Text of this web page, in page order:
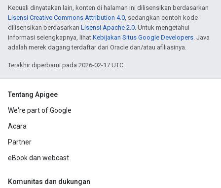
Kecuali dinyatakan lain, konten di halaman ini dilisensikan berdasarkan
Lisensi Creative Commons Attribution 4.0, sedangkan contoh kode
dilisensikan berdasarkan Lisensi Apache 2.0. Untuk mengetahui
informasi selengkapnya, lihat Kebijakan Situs Google Developers. Java
adalah merek dagang terdaftar dari Oracle dan/atau afiliasinya.
Terakhir diperbarui pada 2026-02-17 UTC.
Tentang Apigee
We're part of Google
Acara
Partner
eBook dan webcast
Komunitas dan dukungan